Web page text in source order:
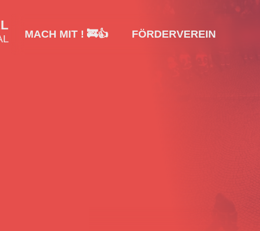
MACH MIT ! 🚒👍 FÖRDERVEREIN